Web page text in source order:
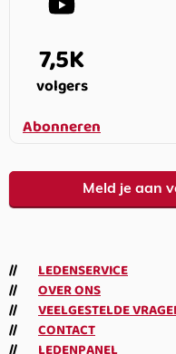
7,5K
volgers
Abonneren
Meld je aan
LEDENSERVICE
OVER ONS
VEELGESTELDE
CONTACT